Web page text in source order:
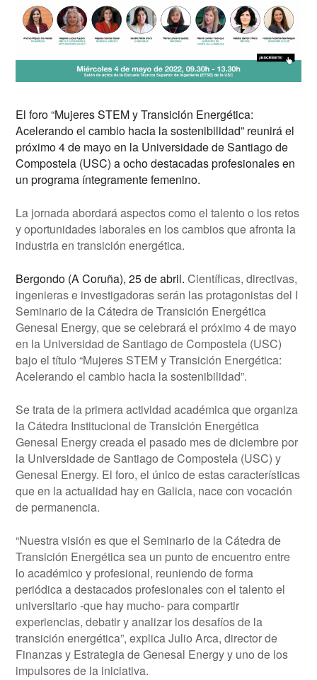
El foro “Mujeres STEM y Transición Energética:
Acelerando el cambio hacia la sostenibilidad” reunirá el
próximo 4 de mayo en la Universidade de Santiago de
Compostela (USC) a ocho destacadas profesionales en
un programa íntegramente femenino.
La jornada abordará aspectos como el talento o los retos
y oportunidades laborales en los cambios que afronta la
industria en transición energética.
Bergondo (A Coruña), 25 de abril. Científicas, directivas,
ingenieras e investigadoras serán las protagonistas del I
Seminario de la Cátedra de Transición Energética
Genesal Energy, que se celebrará el próximo 4 de mayo
en la Universidad de Santiago de Compostela (USC)
bajo el título “Mujeres STEM y Transición Energética:
Acelerando el cambio hacia la sostenibilidad”.
Se trata de la primera actividad académica que organiza
la Cátedra Institucional de Transición Energética
Genesal Energy creada el pasado mes de diciembre por
la Universidade de Santiago de Compostela (USC) y
Genesal Energy. El foro, el único de estas características
que en la actualidad hay en Galicia, nace con vocación
de permanencia.
“Nuestra visión es que el Seminario de la Cátedra de
Transición Energética sea un punto de encuentro entre
lo académico y profesional, reuniendo de forma
periódica a destacados profesionales con el talento el
universitario -que hay mucho- para compartir
experiencias, debatir y analizar los desafíos de la
transición energética”, explica Julio Arca, director de
Finanzas y Estrategia de Genesal Energy y uno de los
impulsores de la iniciativa.